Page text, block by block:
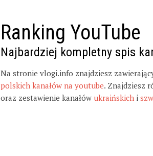
Ranking YouTube
Najbardziej kompletny spis
Na stronie vlogi.info znajdziesz
polskich kanałów na youtube. Znajdziesz
oraz zestawienie kanałów ukraińskich i